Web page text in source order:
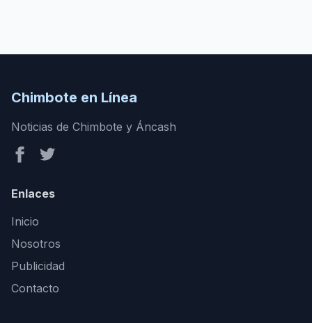
Chimbote en Línea
Noticias de Chimbote y Áncash
Enlaces
Inicio
Nosotros
Publicidad
Contacto